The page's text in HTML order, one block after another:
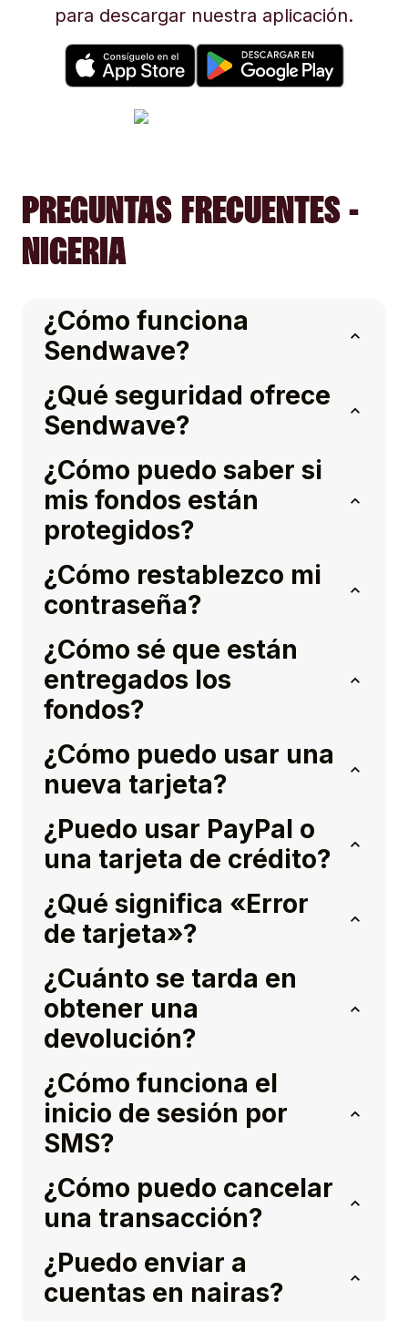
para descargar nuestra aplicación.
PREGUNTAS FRECUENTES -
NIGERIA
¿Cómo funciona
Sendwave?
¿Qué seguridad ofrece
Sendwave?
¿Cómo puedo saber si
mis fondos están
protegidos?
¿Cómo restablezco mi
contraseña?
¿Cómo sé que están
entregados los
fondos?
¿Cómo puedo usar una
nueva tarjeta?
¿Puedo usar PayPal o
una tarjeta de crédito?
¿Qué significa «Error
de tarjeta»?
¿Cuánto se tarda en
obtener una
devolución?
¿Cómo funciona el
inicio de sesión por
SMS?
¿Cómo puedo cancelar
una transacción?
¿Puedo enviar a
cuentas en nairas?